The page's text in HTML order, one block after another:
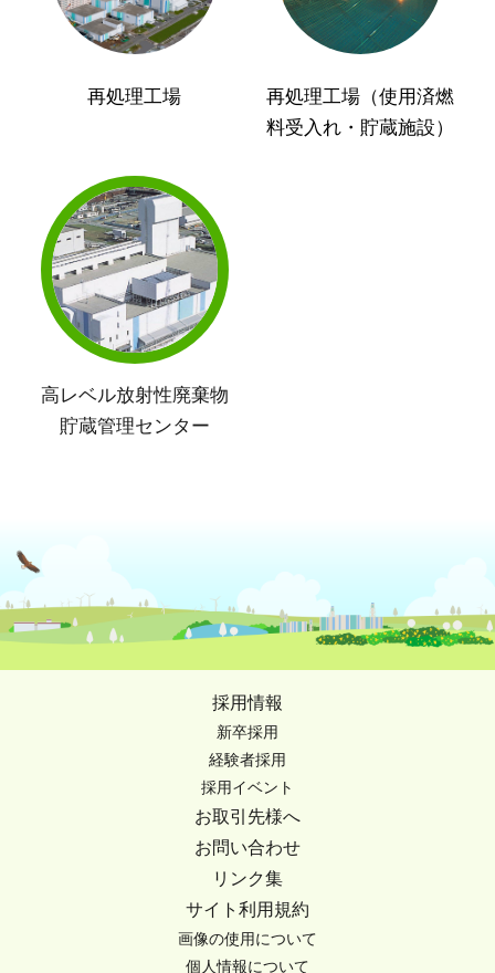
再処理工場
再処理工場（使用済燃
料受入れ・貯蔵施設）
高レベル放射性廃棄物
貯蔵管理センター
採用情報
新卒採用
経験者採用
採用イベント
お取引先様へ
お問い合わせ
リンク集
サイト利用規約
画像の使用について
個人情報について